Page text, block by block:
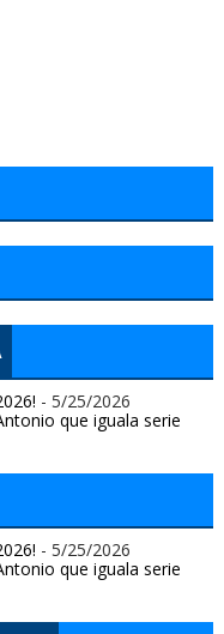
- 5/25/2026
que iguala serie
- 5/25/2026
que iguala serie